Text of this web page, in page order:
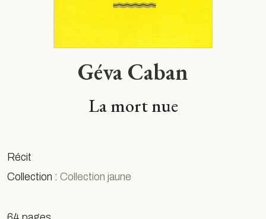
Géva Caban
La mort nue
Récit
Collection : Collection jaune